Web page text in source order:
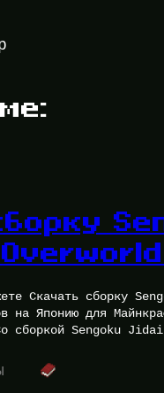
Скачать сборку
на Японию для
сборкой Sengoku